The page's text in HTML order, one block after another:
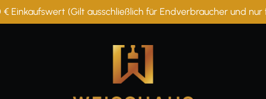
Einkaufswert (Gilt ausschließlich für Endverbraucher und